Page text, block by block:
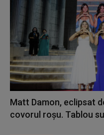
Matt Damon, eclipsat
covorul roșu. Tablou